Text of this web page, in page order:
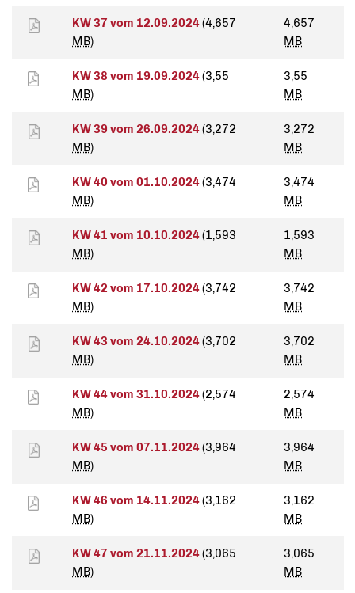
KW 37 vom 12.09.2024(4,657
MB)
4,657
MB
KW 38 vom 19.09.2024(3,55
MB)
3,55
MB
KW 39 vom 26.09.2024(3,272
MB)
3,272
MB
KW 40 vom 01.10.2024(3,474
MB)
3,474
MB
KW 41 vom 10.10.2024(1,593
MB)
1,593
MB
KW 42 vom 17.10.2024(3,742
MB)
3,742
MB
KW 43 vom 24.10.2024(3,702
MB)
3,702
MB
KW 44 vom 31.10.2024(2,574
MB)
2,574
MB
KW 45 vom 07.11.2024(3,964
MB)
3,964
MB
KW 46 vom 14.11.2024(3,162
MB)
3,162
MB
KW 47 vom 21.11.2024(3,065
MB)
3,065
MB